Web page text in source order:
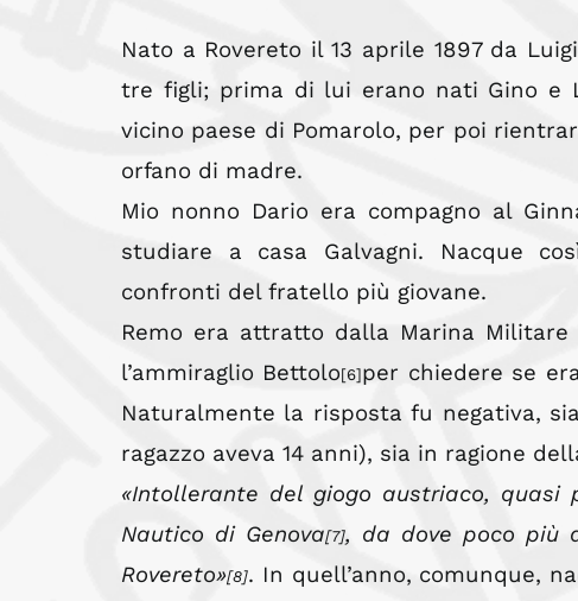
Nato a Rovereto il 13 aprile 1897 da
tre figli; prima di lui erano nati Gino e
vicino paese di Pomarolo, per poi
orfano di madre.
Mio nonno Dario era compagno al
studiare a casa Galvagni. Nacque
confronti del fratello più giovane.
Remo era attratto dalla Marina
l’ammiraglio Bettolo[6]per chiedere se
Naturalmente la risposta fu negativa,
ragazzo aveva 14 anni), sia in ragione
«Intollerante del giogo austriaco, quasi
Nautico di Genova[7], da dove poco più
Rovereto»[8]. In quell’anno, comunque,